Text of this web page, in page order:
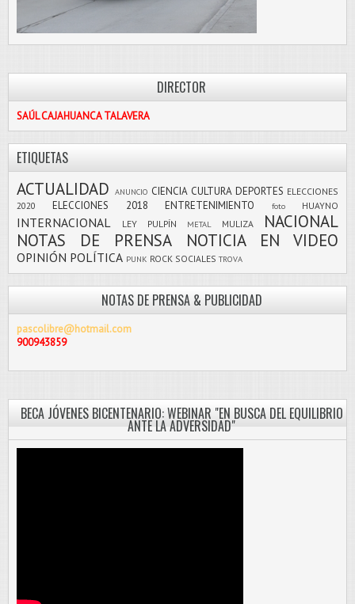
DIRECTOR
SAÚL CAJAHUANCA TALAVERA
ETIQUETAS
ACTUALIDAD ANUNCIO CIENCIA CULTURA DEPORTES ELECCIONES
2020
ELECCIONES 2018 ENTRETENIMIENTO foto HUAYNO
INTERNACIONAL LEY PULPÍN METAL MULIZA
NACIONAL
NOTAS DE PRENSA
NOTICIA EN VIDEO
OPINIÓN POLÍTICA PUNK ROCK SOCIALES TROVA
NOTAS DE PRENSA & PUBLICIDAD
pascolibre@hotmail.com
900943859
BECA JÓVENES BICENTENARIO: WEBINAR "EN BUSCA DEL EQUILIBRIO
ANTE LA ADVERSIDAD"